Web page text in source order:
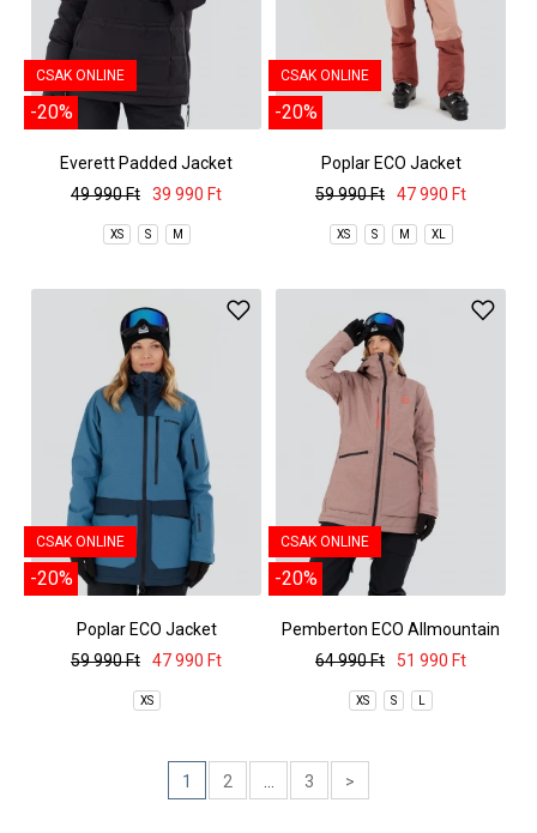
CSAK ONLINE
-20%
Everett Padded Jacket
49 990 Ft
39 990 Ft
XS S M
CSAK ONLINE
-20%
Poplar ECO Jacket
59 990 Ft
47 990 Ft
XS S M XL
CSAK ONLINE
-20%
Poplar ECO Jacket
59 990 Ft
47 990 Ft
XS
CSAK ONLINE
-20%
Pemberton ECO Allmountain
Jacket
64 990 Ft 51 990 Ft
XS S L
1 2 3 >